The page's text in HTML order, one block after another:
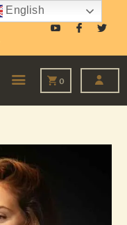
0
English